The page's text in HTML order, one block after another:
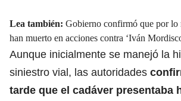
Lea también: Gobierno confirmó que por lo
han muerto en acciones contra ‘Iván
Aunque inicialmente se manejó la
siniestro vial, las autoridades
tarde que el cadáver presentaba